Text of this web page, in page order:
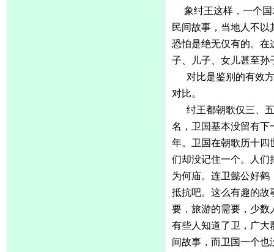
象纣王这样，一个
民间故事，当地人不
恐怕是绝无仅有的。在
子、儿子、女儿甚至孙
对比是鉴别的有效
对比。
纣王都朝歌仅三、
名，卫国基本没留有下
年。卫国在朝歌历十四
们却没记住一个。人们
为何庙。连卫懿公好
抵抗吧。这么有趣的故
要，旅游的需要，少数
有些人知道了卫，广大
间故事，而卫国一个